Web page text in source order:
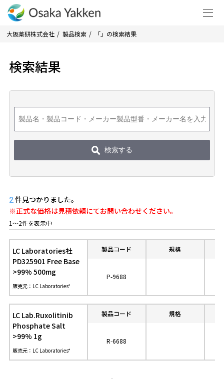
大阪薬研株式会社 製品検索 「」の検索結果
検索結果
検索する
2件見つかりました。
※正式な価格は見積依頼にてお問い合わせください。
1〜2件を表示中
LC Laboratories社
PD325901 Free Base
>99% 500mg
販売元：LC Laboratories*
製品コード 規格
P-9688
LC Lab.Ruxolitinib
Phosphate Salt
>99% 1g
販売元：LC Laboratories*
製品コード 規格
R-6688